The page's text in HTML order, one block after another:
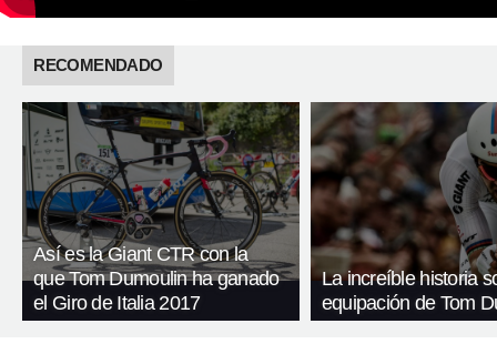
RECOMENDADO
Así es la Giant CTR con la
que Tom Dumoulin ha ganado
el Giro de Italia 2017
La increíble historia
equipación de Tom